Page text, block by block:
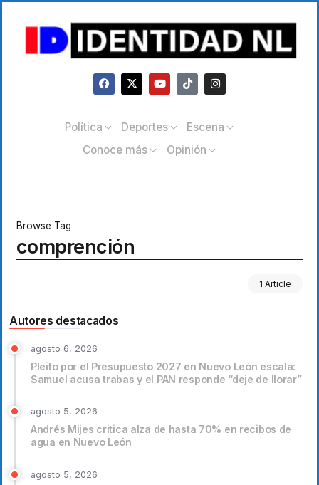
Política Deportes
Escena
Conoce más
Opinión
Browse Tag
comprención
1 Article
Autores destacados
agosto 6, 2026
Pleito por el Presupuesto 2027 en Nuevo León escala:
Samuel acusa trabas y el PAN responde “deje de llorar”
agosto 5, 2026
Andrés Mijes critica alza de hasta 70% en recibos de
agua en Nuevo León
agosto 5, 2026